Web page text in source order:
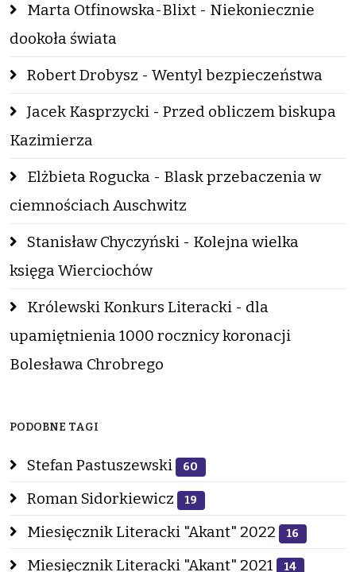
Marta Otfinowska-Blixt - Niekoniecznie
dookoła świata
Robert Drobysz - Wentyl bezpieczeństwa
Jacek Kasprzycki - Przed obliczem biskupa
Kazimierza
Elżbieta Rogucka - Blask przebaczenia w
ciemnościach Auschwitz
Stanisław Chyczyński - Kolejna wielka
księga Wierciochów
Królewski Konkurs Literacki - dla
upamiętnienia 1000 rocznicy koronacji
Bolesława Chrobrego
PODOBNE TAGI
Stefan Pastuszewski 60
Roman Sidorkiewicz 19
Miesięcznik Literacki "Akant" 2022 16
Miesięcznik Literacki "Akant" 2021 14